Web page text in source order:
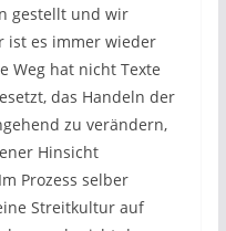
gestellt und wir
ist es immer wieder
Weg hat nicht Texte
das Handeln der
zu verändern,
Hinsicht
Prozess selber
Streitkultur auf